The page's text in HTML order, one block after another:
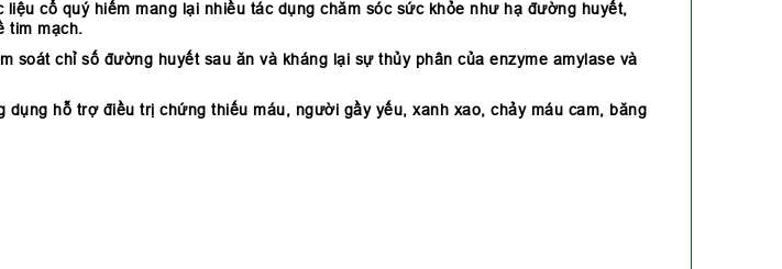
cổ quý hiếm mang lại nhiều tác dụng chăm sóc sức khỏe như hạ đường huyết,
tim mạch.
soát chỉ số đường huyết sau ăn và kháng lại sự thủy phân của enzyme amylase và
hỗ trợ điều trị chứng thiếu máu, người gầy yếu, xanh xao, chảy máu cam, băng